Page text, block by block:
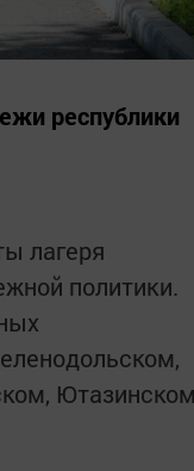
республики
лагеря
политики.